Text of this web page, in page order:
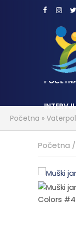
Početna »
Početna /